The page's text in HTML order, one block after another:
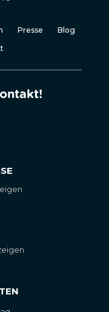
Presse
Blog